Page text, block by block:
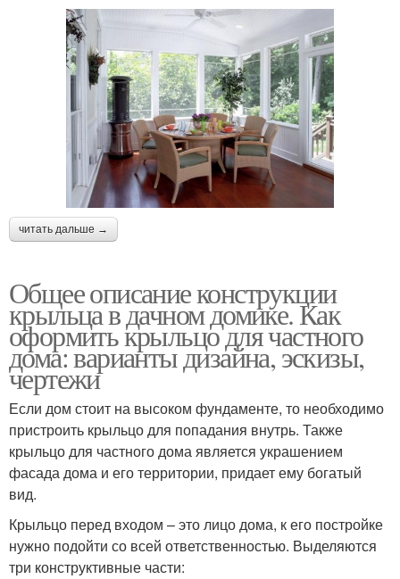
читать дальше →
Общее описание конструкции
крыльца в дачном домике. Как
оформить крыльцо для частного
дома: варианты дизайна, эскизы,
чертежи
Если дом стоит на высоком фундаменте, то необходимо
пристроить крыльцо для попадания внутрь. Также
крыльцо для частного дома является украшением
фасада дома и его территории, придает ему богатый
вид.
Крыльцо перед входом – это лицо дома, к его постройке
нужно подойти со всей ответственностью. Выделяются
три конструктивные части: